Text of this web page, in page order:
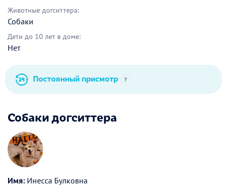
Животные догситтера:
Собаки
Дети до 10 лет в доме:
Нет
Постоянный присмотр ?
Собаки догситтера
Имя: Инесса Булковна